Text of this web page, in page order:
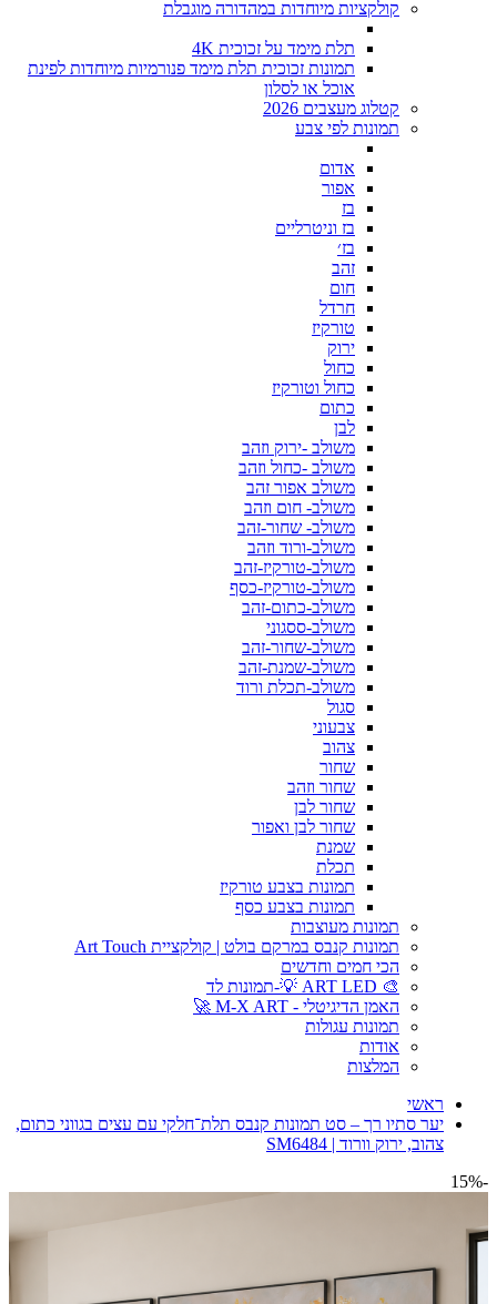
קולקציות מיוחדות במהדורה מוגבלת
תלת מימד על זכוכית 4K
תמונות זכוכית תלת מימד פנורמיות מיוחדות לפינת
אוכל או לסלון
קטלוג מעצבים 2026
תמונות לפי צבע
אדום
אפור
בז
בז וניטרליים
בז׳
זהב
חום
חרדל
טורקיז
ירוק
כחול
כחול וטורקיז
כתום
לבן
משולב -ירוק וזהב
משולב -כחול וזהב
משולב אפור זהב
משולב- חום וזהב
משולב- שחור-זהב
משולב-ורוד וזהב
משולב-טורקיז-זהב
משולב-טורקיז-כסף
משולב-כתום-זהב
משולב-ססגוני
משולב-שחור-זהב
משולב-שמנת-זהב
משולב-תכלת ורוד
סגול
צבעוני
צהוב
שחור
שחור וזהב
שחור לבן
שחור לבן ואפור
שמנת
תכלת
תמונות בצבע טורקיז
תמונות בצבע כסף
תמונות מעוצבות
תמונות קנבס במרקם בולט | קולקציית Art Touch
הכי חמים וחדשים
🎨 ART LED 💡-תמונות לד
האמן הדיגיטלי - M-X ART 🚀
תמונות עגולות
אודות
המלצות
ראשי
יער סתיו רך – סט תמונות קנבס תלת־חלקי עם עצים בגווני כתום,
צהוב, ירוק וורוד | SM6484
-15%